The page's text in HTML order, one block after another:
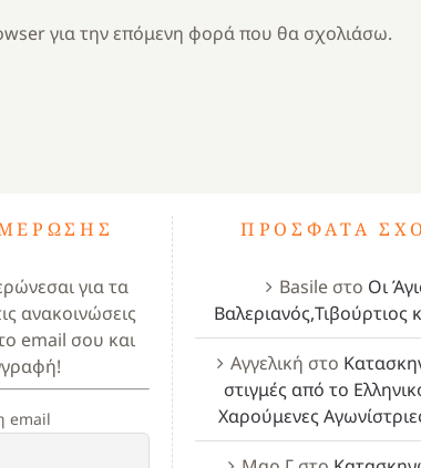
για την επόμενη φορά που θα σχολιάσω.
για τα
ανακοινώσεις
email σου και
email
ΠΡΌΣΦΑΤΑ
Basileστο Οι
Βαλεριανός,Τιβούρτιος
Αγγελική στο
στιγμές από το
Χαρούμενες